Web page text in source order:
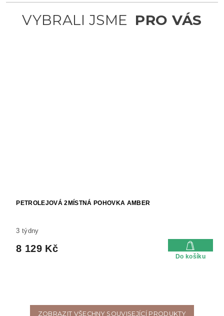
PETROLEJOVÁ 2MÍSTNÁ POHOVKA AMBER
3 týdny
8 129 Kč
Do košíku
ZOBRAZIT VŠECHNY SOUVISEJÍCÍ PRODUKTY